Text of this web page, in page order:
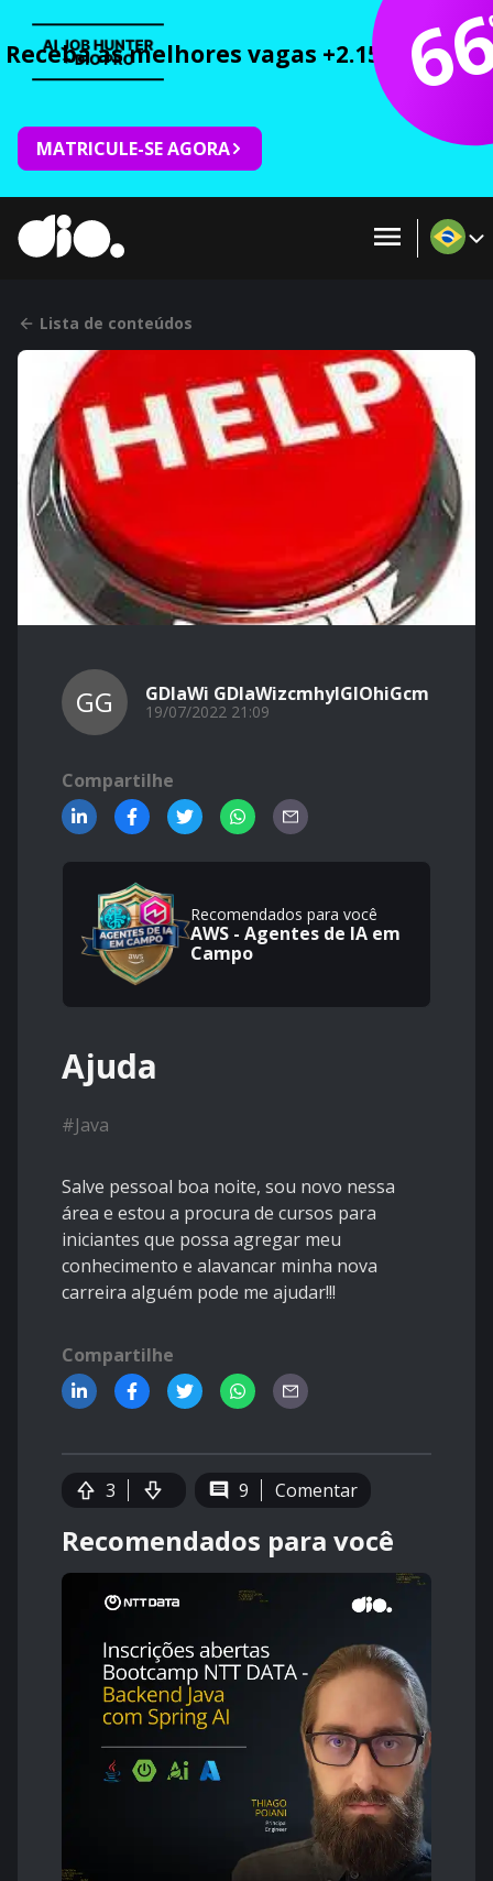
Receba as melhores vagas +2.150 cursos
MATRICULE-SE AGORA
Lista de conteúdos
GG GDlaWi GDlaWizcmhyIGlOhiGcm
19/07/2022 21:09
Compartilhe
Recomendados para você
AWS - Agentes de IA em
Campo
Ajuda
#Java
Salve pessoal boa noite, sou novo nessa
área e estou a procura de cursos para
iniciantes que possa agregar meu
conhecimento e alavancar minha nova
carreira alguém pode me ajudar!!!
Compartilhe
3 9 Comentar
Recomendados para você